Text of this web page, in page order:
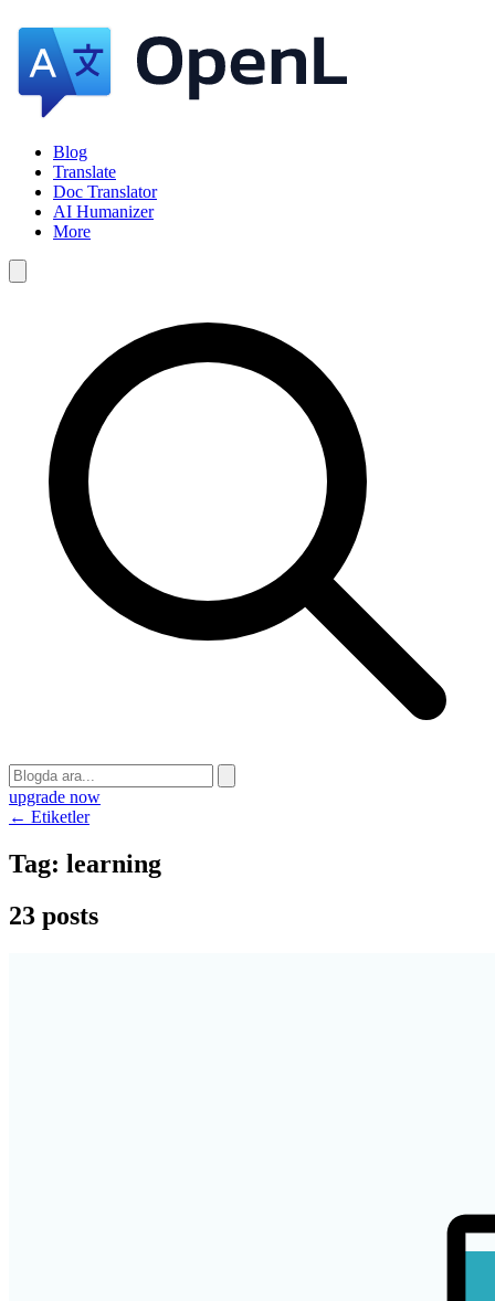
Blog
Translate
Doc Translator
AI Humanizer
More
upgrade now
← Etiketler
Tag: learning
23 posts